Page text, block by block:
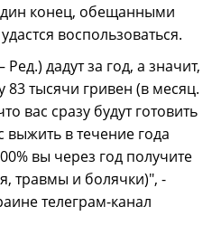
конец, обещанными
воспользоваться.
дадут за год, а значит,
83 тысячи гривен (в месяц.
вас сразу будут готовить
в течение года
вы через год получите
травмы и болячки)", -
телеграм-канал